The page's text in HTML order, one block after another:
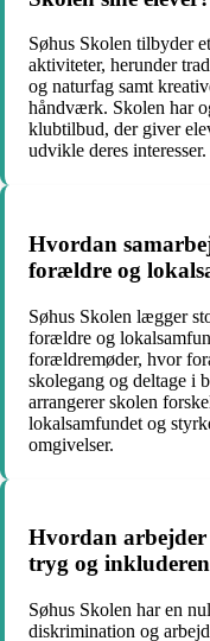
Søhus Skolen tilbyder
aktiviteter, herunder
og naturfag samt
håndværk. Skolen har
klubtilbud, der giver
udvikle deres interesser.
Hvordan
forældre og
Søhus Skolen lægger
forældre og
forældremøder, hvor
skolegang og deltage i
arrangerer skolen
lokalsamfundet og
omgivelser.
Hvordan arbejder
tryg og
Søhus Skolen har en
diskrimination og